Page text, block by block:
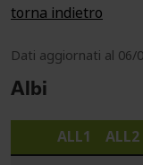
torna indietro
Dati aggiornati al 06/
Albi
ALL1 ALL2